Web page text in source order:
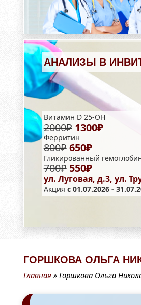
АНАЛИЗЫ В
Витамин D 25-OH
2000₽1300₽
Ферритин
800₽650₽
Гликированный
700₽550₽
ул. Луговая, д.3, ул.
Акция с 01.07.2026 -
ГОРШКОВА ОЛЬГА
Главная » Горшкова Ольга